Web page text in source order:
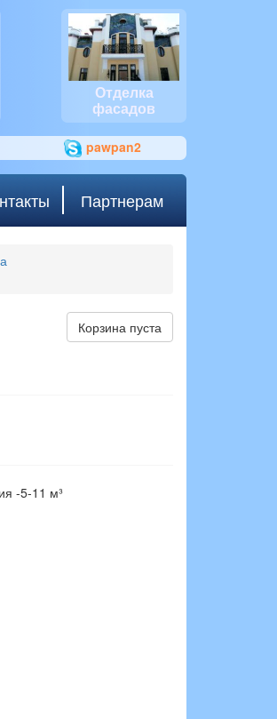
Отделка
фасадов
pawpan2
Партнерам
Корзина пуста
-5-11 м³